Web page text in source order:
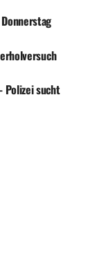
Polizei sucht